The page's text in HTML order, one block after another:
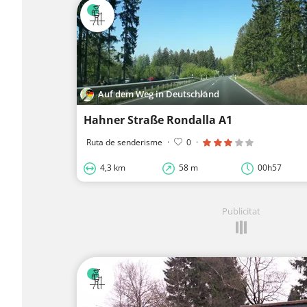
Auf dem Weg in Deutschland
Hahner Straße Rondalla A1
Ruta de senderisme · 0 ·
4,3 km 58 m 00h57
Publicitat